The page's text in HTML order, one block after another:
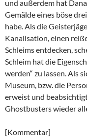
und außerdem hat
Gemälde eines böse
habe. Als die
Kanalisation, einen
Schleims entdecken,
Schleim hat die
werden“ zu lassen. Als
Museum, bzw. die
erweist und
Ghostbusters wieder
[Kommentar]